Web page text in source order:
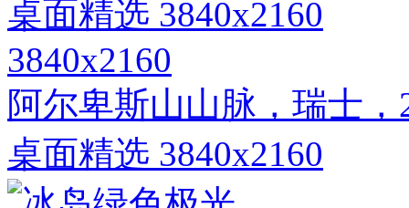
3840x2160
阿尔卑斯山山脉，瑞士
桌面精选 3840x2160